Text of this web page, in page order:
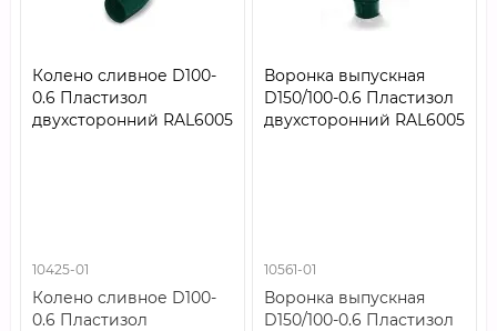
Колено сливное D100-
0.6 Пластизол
двухсторонний RAL6005
10425-01
Колено сливное D100-
0.6 Пластизол
Воронка выпускная
D150/100-0.6 Пластизол
двухсторонний RAL6005
10561-01
Воронка выпускная
D150/100-0.6 Пластизол